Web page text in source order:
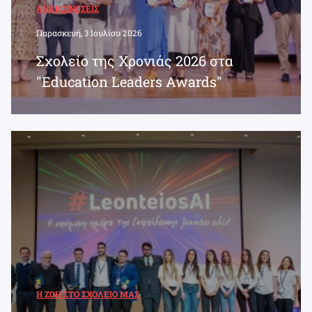
ΑΝΑΚΟΙΝΏΣΕΙΣ
Παρασκευή, 3 Ιουλίου 2026
Σχολείο της Χρονιάς 2026 στα
"Education Leaders Awards"
Η ΖΩΉ ΣΤΟ ΣΧΟΛΕΊΟ ΜΑΣ